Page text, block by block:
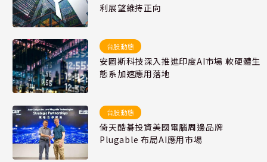
利展望維持正向
台股動態
安圖斯科技深入推進印度AI市場 軟硬體生
態系加速應用落地
台股動態
倚天酷碁投資美國電腦周邊品牌
Plugable 布局AI應用市場